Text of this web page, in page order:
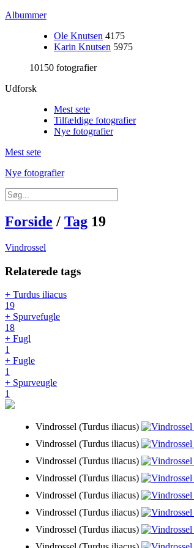
Albummer
Ole Knutsen 4175
Karin Knutsen 5975
10150 fotografier
Udforsk
Mest sete
Tilfældige fotografier
Nye fotografier
Mest sete
Nye fotografier
Forside / Tag 19
Vindrossel
Relaterede tags
+ Turdus iliacus
19
+ Spurvefugle
18
+ Fugl
1
+ Fugle
1
+ Spurveugle
1
Vindrossel (Turdus iliacus)
Vindrossel (Turdus iliacus)
Vindrossel (Turdus iliacus)
Vindrossel (Turdus iliacus)
Vindrossel (Turdus iliacus)
Vindrossel (Turdus iliacus)
Vindrossel (Turdus iliacus)